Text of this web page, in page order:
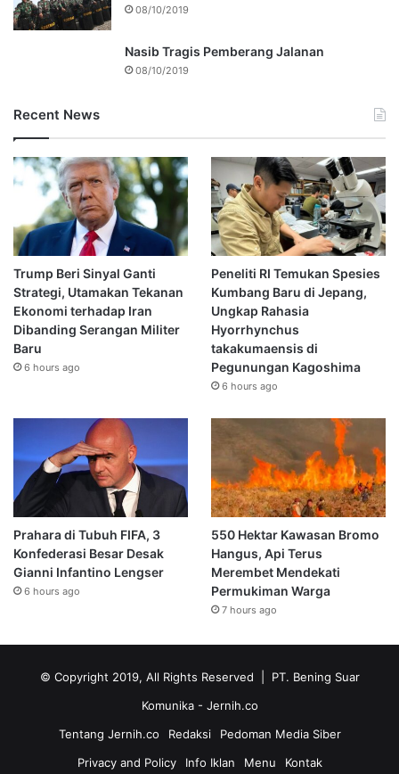
08/10/2019
Nasib Tragis Pemberang Jalanan
08/10/2019
Recent News
Trump Beri Sinyal Ganti
Strategi, Utamakan Tekanan
Ekonomi terhadap Iran
Dibanding Serangan Militer
Baru
6 hours ago
Peneliti RI Temukan Spesies
Kumbang Baru di Jepang,
Ungkap Rahasia
Hyorrhynchus
takakumaensis di
Pegunungan Kagoshima
6 hours ago
Prahara di Tubuh FIFA, 3
Konfederasi Besar Desak
Gianni Infantino Lengser
6 hours ago
550 Hektar Kawasan Bromo
Hangus, Api Terus
Merembet Mendekati
Permukiman Warga
7 hours ago
© Copyright 2019, All Rights Reserved | PT. Bening Suar
Komunika - Jernih.co
Tentang Jernih.co
Redaksi
Pedoman Media Siber
Privacy and Policy
Info Iklan Menu Kontak